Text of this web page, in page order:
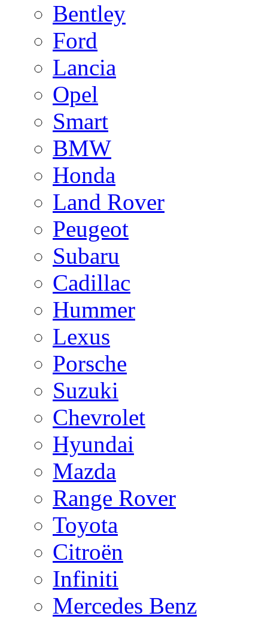
Bentley
Ford
Lancia
Opel
Smart
BMW
Honda
Land Rover
Peugeot
Subaru
Cadillac
Hummer
Lexus
Porsche
Suzuki
Chevrolet
Hyundai
Mazda
Range Rover
Toyota
Citroën
Infiniti
Mercedes Benz